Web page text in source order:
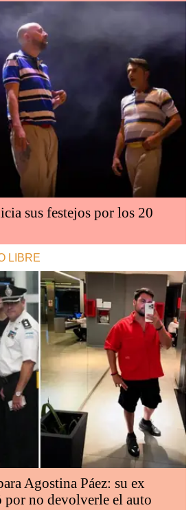
sus festejos por los 20
LIBRE
Agostina Páez: su ex
por no devolverle el auto